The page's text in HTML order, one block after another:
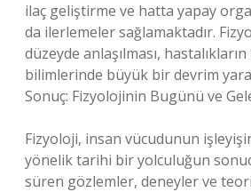
ilaç geliştirme ve hatta yapay
da ilerlemeler sağlamaktadır.
düzeyde anlaşılması,
bilimlerinde büyük bir devrim
Sonuç: Fizyolojinin Bugünü ve
Fizyoloji, insan vücudunun
yönelik tarihi bir yolculuğun
süren gözlemler, deneyler ve